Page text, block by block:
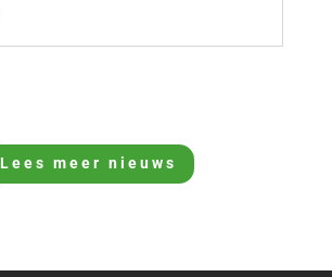
Lees meer nieuws